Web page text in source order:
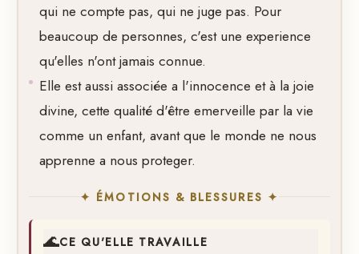
qui ne compte pas, qui ne juge pas. Pour
beaucoup de personnes, c'est une experience
qu'elles n'ont jamais connue.
Elle est aussi associée a l'innocence et à la joie
divine, cette qualité d'être emerveille par la vie
comme un enfant, avant que le monde ne nous
apprenne a nous proteger.
✦ ÉMOTIONS & BLESSURES ✦
🌊CE QU'ELLE TRAVAILLE